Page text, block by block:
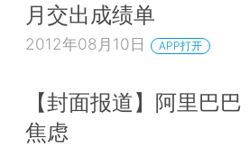
月交出成绩单
2012年08月10日 APP打开
【封面报道】阿里巴
焦虑